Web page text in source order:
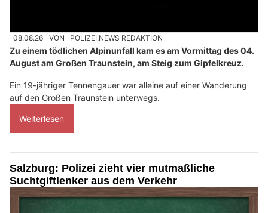
08.08.26 VON POLIZEI.NEWS REDAKTION
Zu einem tödlichen Alpinunfall kam es am Vormittag des 04.
August am Großen Traunstein, am Steig zum Gipfelkreuz.
Ein 19-jähriger Tennengauer war alleine auf einer Wanderung
auf den Großen Traunstein unterwegs.
Weiterlesen
Salzburg: Polizei zieht vier mutmaßliche
Suchtgiftlenker aus dem Verkehr